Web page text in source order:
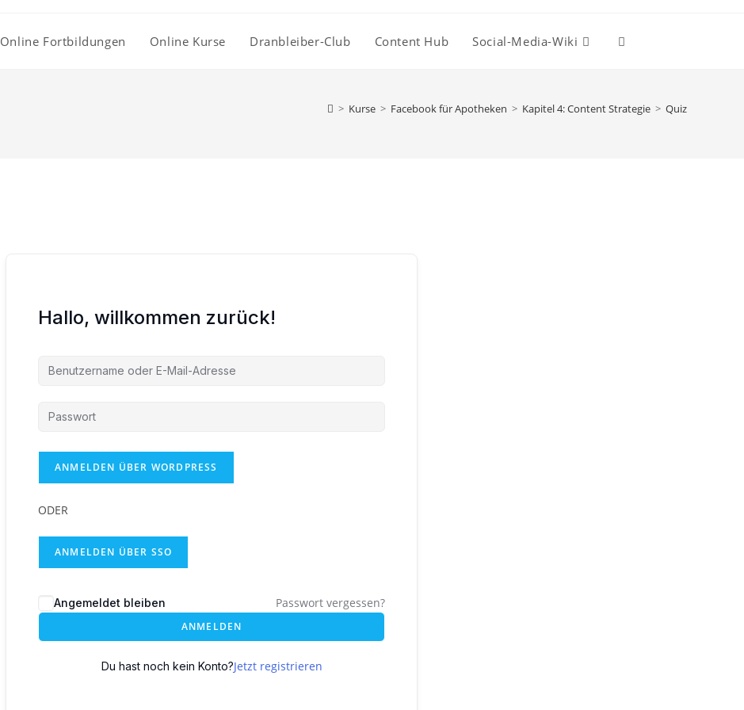
Online Fortbildungen Online Kurse Dranbleiber-Club Content Hub Social-Media-Wiki Website-
> Kurse > Facebook für Apotheken > Kapitel 4: Content Strategie > Quiz
Hallo, willkommen zurück!
ODER
ANMELDEN ÜBER SSO
Angemeldet bleiben Passwort vergessen?
ANMELDEN
Du hast noch kein Konto?Jetzt registrieren